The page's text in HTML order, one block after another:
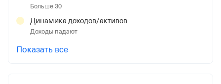
Больше 30
Динамика доходов/активов
Доходы падают
Показать все